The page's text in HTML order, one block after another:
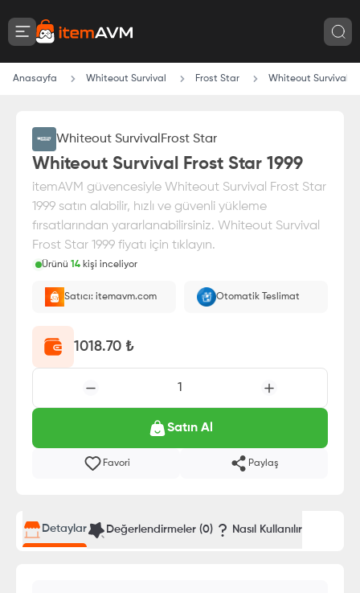
Anasayfa Whiteout Survival Frost Star Whiteout Survival
Whiteout Survival Frost Star
Whiteout Survival Frost Star 1999
itemAVM güvencesiyle Whiteout Survival Frost Star
1999 satın alabilir, hızlı ve güvenli yükleme
fırsatlarından yararlanabilirsiniz. Whiteout Survival
Frost Star 1999 fiyatı için tıklayın.
Ürünü 14 kişi inceliyor
Oyuncu ID'nize yüklenir.
Satıcı: itemavm.com Otomatik Teslimat
1018.70 ₺
1
Satın Al
Favori Paylaş
Detaylar Değerlendirmeler (0) Nasıl Kullanılır